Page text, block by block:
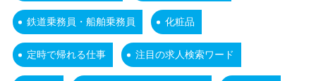
鉄道乗務員・船舶乗務員 化粧品
定時で帰れる仕事 注目の求人検索ワード